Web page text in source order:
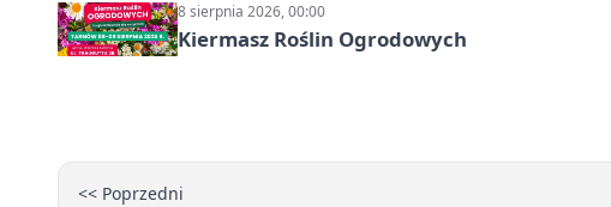
8 sierpnia 2026, 00:00
Kiermasz Roślin Ogrodowych
<< Poprzedni